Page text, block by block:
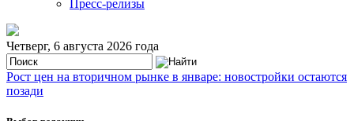
Пресс-релизы
Четверг, 6 августа 2026 года
Рост цен на вторичном рынке в январе: новостройки остаются
позади